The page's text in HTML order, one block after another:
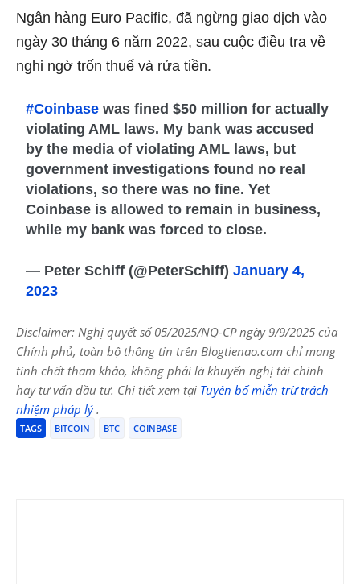
Ngân hàng Euro Pacific, đã ngừng giao dịch vào
ngày 30 tháng 6 năm 2022, sau cuộc điều tra về
nghi ngờ trốn thuế và rửa tiền.
#Coinbase was fined $50 million for actually
violating AML laws. My bank was accused
by the media of violating AML laws, but
government investigations found no real
violations, so there was no fine. Yet
Coinbase is allowed to remain in business,
while my bank was forced to close.
— Peter Schiff (@PeterSchiff)January 4,
2023
Disclaimer: Nghị quyết số 05/2025/NQ-CP ngày 9/9/2025 của
Chính phủ, toàn bộ thông tin trên Blogtienao.com chỉ mang
tính chất tham khảo, không phải là khuyến nghị tài chính
hay tư vấn đầu tư. Chi tiết xem tại Tuyên bố miễn trừ trách
nhiệm pháp lý.
TAGS BITCOIN BTC COINBASE